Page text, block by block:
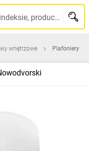
Szukaj po nazwie, indeksie, producencie, kodzie kreskowym...
wnętrzowe Plafoniery